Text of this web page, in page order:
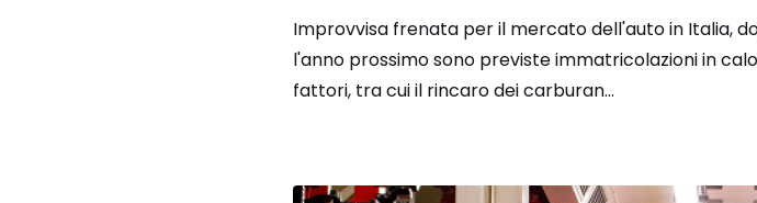
Improvvisa frenata per il mercato dell'auto in Italia,
l'anno prossimo sono previste immatricolazioni in
fattori, tra cui il rincaro dei carburan...